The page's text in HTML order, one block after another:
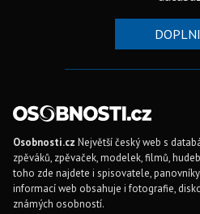
Osobnosti.cz Největší český web s
zpěváků, zpěvaček, modelek, filmů,
toho zde najdete i spisovatele,
informací web obsahuje i fotografie,
známých osobností.